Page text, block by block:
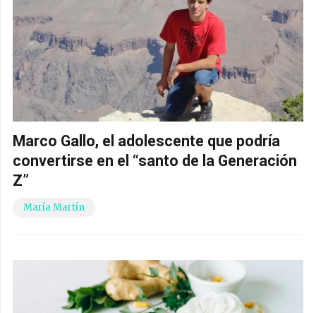
Marco Gallo, el adolescente que podría
convertirse en el “santo de la Generación
Z”
María Martín